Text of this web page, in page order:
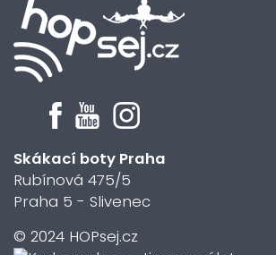
Skákací boty Praha
Rubínová 475/5
Praha 5 - Slivenec
© 2024 HOPsej.cz